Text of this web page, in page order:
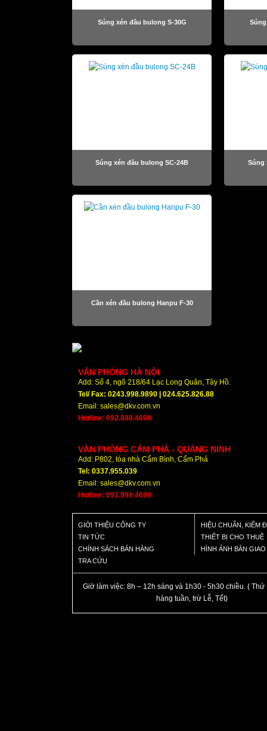
Súng xén đầu bulong S-30G
Súng xén đầu bulong SC-24B Súng
Cần xén đầu bulong Hanpu F-30
VĂN PHÒNG HÀ NỘI
Add: Số 4, ngõ 218/64 Lạc Long Quân, Tây Hồ.
Tel/ Fax: 0243.998.9890 | 024.625.826.88
Email: sales@dkv.com.vn
Hotline: 092.888.4690
VĂN PHÒNG CẨM PHẢ - QUẢNG NINH
Add: P802, tòa nhà Cẩm Bình, Cẩm Phả
Tel: 0337.955.039
Email: sales@dkv.com.vn
Hotline: 091.999.4690
GIỚI THIỆU CÔNG TY
TIN TỨC
CHÍNH SÁCH BÁN HÀNG
TRA CỨU
HIỆU CHUẨN, KIỂM
THIẾT BỊ CHO THUÊ
HÌNH ẢNH BÀN
Giờ làm việc: 8h – 12h sáng và 1h30 - 5h30 chiều. ( Thứ
hàng tuần, trừ Lễ, Tết)